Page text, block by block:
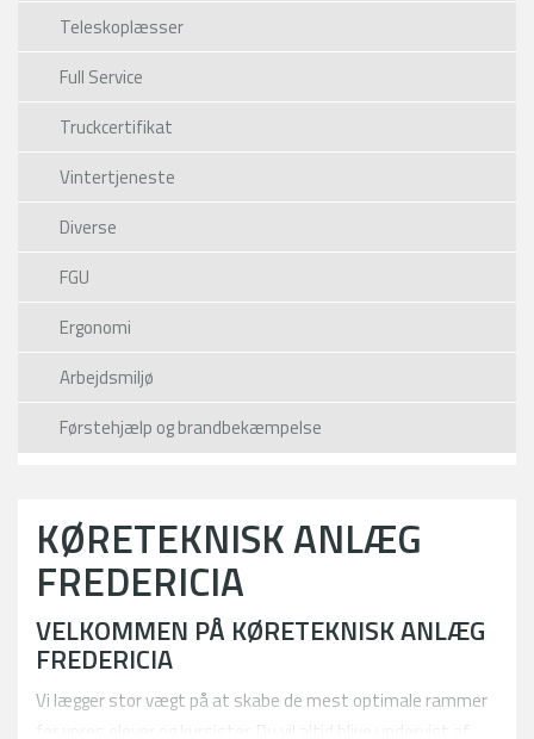
Teleskoplæsser
Full Service
Truckcertifikat
Vintertjeneste
Diverse
FGU
Ergonomi
Arbejdsmiljø
Førstehjælp og brandbekæmpelse
KØRETEKNISK ANLÆG
FREDERICIA
VELKOMMEN PÅ KØRETEKNISK ANLÆG
FREDERICIA
Vi lægger stor vægt på at skabe de mest optimale rammer
for vores elever og kursister. Du vil altid blive undervist af